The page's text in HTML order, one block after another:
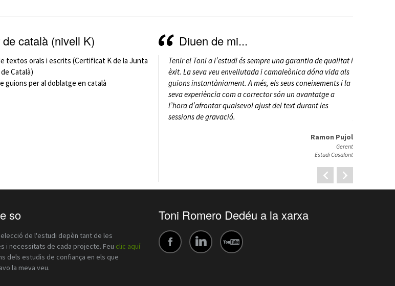
català (nivell K)
textos orals i escrits (Certificat K de la Junta
Català)
guions per al doblatge en català
Diuen de mi...
mal feta no té futur, la feina ben feta no té
Quin missatge tan adient per a la correcció de
i com n’és d’escaient per al Toni. El seu treball és
Tenir el Toni a l’estudi és sempre una garantia de qualitat i
èxit. La seva veu envellutada i camaleònica dóna vida als
guions instantàniament. A més, els seus coneixements i la
seva experiència com a corrector són un avantatge a
l’hora d’afrontar qualsevol ajust del text durant les
sessions de gravació.
Ramon Pujol
Gerent
Estudi Casafont
so
de l'estudi depèn tant de les
i necessitats de cada projecte. Feu clic aquí
dels estudis de confiança en els que
la meva veu.
Toni Romero Dedéu a la xarxa